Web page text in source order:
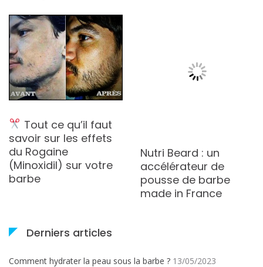
Tout ce qu’il faut
savoir sur les effets
du Rogaine
(Minoxidil) sur votre
barbe
Nutri Beard : un
accélérateur de
pousse de barbe
made in France
Derniers articles
Comment hydrater la peau sous la barbe ? 13/05/2023